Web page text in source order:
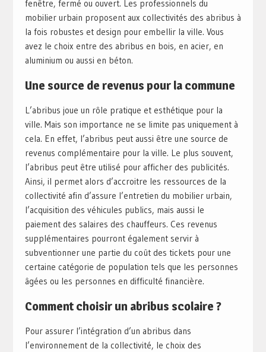
fenêtre, fermé ou ouvert. Les professionnels du
mobilier urbain proposent aux collectivités des abribus à
la fois robustes et design pour embellir la ville. Vous
avez le choix entre des abribus en bois, en acier, en
aluminium ou aussi en béton.
Une source de revenus pour la commune
L’abribus joue un rôle pratique et esthétique pour la
ville. Mais son importance ne se limite pas uniquement à
cela. En effet, l’abribus peut aussi être une source de
revenus complémentaire pour la ville. Le plus souvent,
l’abribus peut être utilisé pour afficher des publicités.
Ainsi, il permet alors d’accroitre les ressources de la
collectivité afin d’assure l’entretien du mobilier urbain,
l’acquisition des véhicules publics, mais aussi le
paiement des salaires des chauffeurs. Ces revenus
supplémentaires pourront également servir à
subventionner une partie du coût des tickets pour une
certaine catégorie de population tels que les personnes
âgées ou les personnes en difficulté financière.
Comment choisir un abribus scolaire ?
Pour assurer l’intégration d’un abribus dans
l’environnement de la collectivité, le choix des